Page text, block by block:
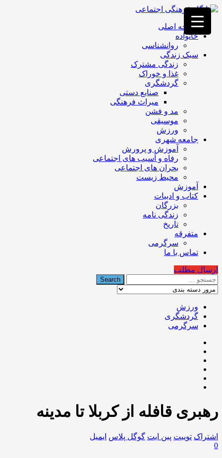
فصد
خون
غرب
تهران
خشکشویی
تصفیه
تهران
صفحه اصلی
خانواده
روانشناسی
سبک زندگی
زندگی مشترک
غذا و خوراک
گردشگری
صنایع دستی
میراث فرهنگی
مد و فشن
موسیقی
ورزش
جامعه شهری
آموزش و پرورش
رفاه و آسیب های اجتماعی
بحران های اجتماعی
محیط زیست
آموزش
کتاب و ادبیات
بزرگان
زندگی نامه
تاریخ
متفرقه
سرگرمی
تماس با ما
ارسال مطلب
ورزش
گردشگری
سرگرمی
رهبری قافله از کربلا تا مدینه
اشتراک توییت پین ایت گوگل‌ پلاس ایمیل
0